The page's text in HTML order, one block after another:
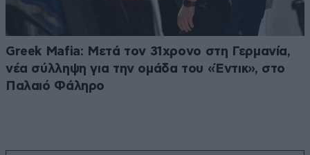
Greek Mafia: Μετά τον 31χρονο στη Γερμανία,
νέα σύλληψη για την ομάδα του «Έντικ», στο
Παλαιό Φάληρο